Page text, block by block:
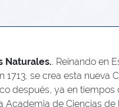
Naturales.. Reinando en
se crea esta nueva
después, ya en tiempos
de Ciencias